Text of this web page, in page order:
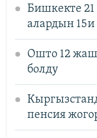
Бишкекте
алардын
Ошто 12
болду
пенсия